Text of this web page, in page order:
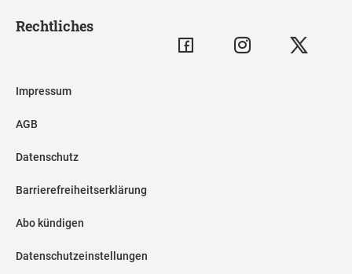
Rechtliches
Impressum
AGB
Datenschutz
Barrierefreiheitserklärung
Abo kündigen
Datenschutzeinstellungen